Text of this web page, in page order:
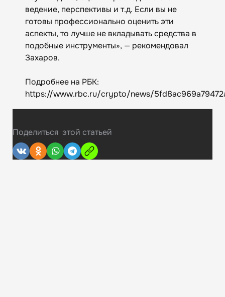
ведение, перспективы и т.д. Если вы не
готовы профессионально оценить эти
аспекты, то лучше не вкладывать средства в
подобные инструменты», — рекомендовал
Захаров.
Подробнее на РБК:
https://www.rbc.ru/crypto/news/
Поделиться этой статьей